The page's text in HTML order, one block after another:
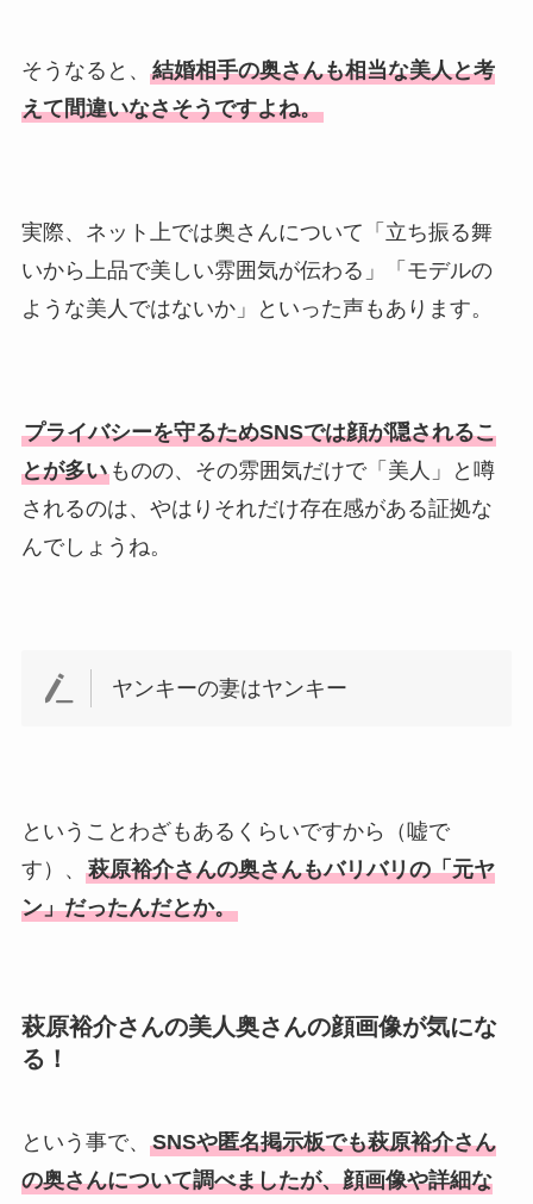
そうなると、 結婚相手の奥さんも相当な美人と考
えて間違いなさそうですよね。
実際、ネット上では奥さんについて「立ち振る舞
いから上品で美しい雰囲気が伝わる」「モデルの
ような美人ではないか」といった声もあります。
プライバシーを守るためSNSでは顔が隠されるこ
とが多いものの、その雰囲気だけで「美人」と噂
されるのは、やはりそれだけ存在感がある証拠な
んでしょうね。
ヤンキーの妻はヤンキー
ということわざもあるくらいですから（嘘で
す）、 萩原裕介さんの奥さんもバリバリの「元ヤ
ン」だったんだとか。
萩原裕介さんの美人奥さんの顔画像が気にな
る！
という事で、 SNSや匿名掲示板でも萩原裕介さん
の奥さんについて調べましたが、顔画像や詳細な